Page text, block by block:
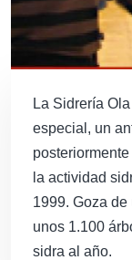
La Sidrería
especial, un
la actividad
1999. Goza
unos 1.100
sidra al año.